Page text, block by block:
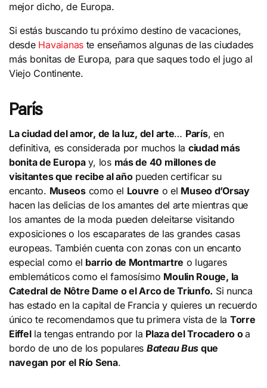
mejor dicho, de Europa.
Si estás buscando tu próximo destino de vacaciones,
desde Havaianaste enseñamos algunas de las ciudades
más bonitas de Europa, para que saques todo el jugo al
Viejo Continente.
París
La ciudad del amor, de la luz, del arte… París, en
definitiva, es considerada por muchos la ciudad más
bonita de Europay, los más de 40 millones de
visitantes que recibe al añopueden certificar su
encanto. Museoscomo el Louvre o el Museo d’Orsay
hacen las delicias de los amantes del arte mientras que
los amantes de la moda pueden deleitarse visitando
exposiciones o los escaparates de las grandes casas
europeas. También cuenta con zonas con un encanto
especial como el barrio de Montmartre o lugares
emblemáticos como el famosísimo Moulin Rouge, la
Catedral de Nôtre Dame o el Arco de Triunfo. Si nunca
has estado en la capital de Francia y quieres un recuerdo
único te recomendamos que tu primera vista de la Torre
Eiffella tengas entrando por la Plaza del Trocadero oa
bordo de uno de los populares Bateau Bus que
navegan por el Río Sena.